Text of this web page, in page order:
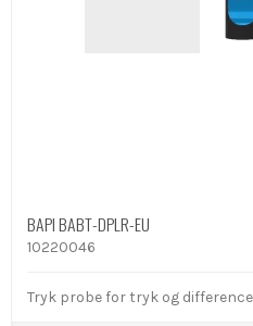
BAPI BABT-DPLR-EU
10220046
Tryk probe for tryk og